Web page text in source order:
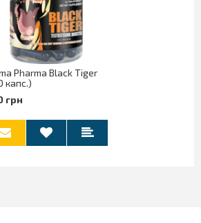
Pharma Black Tiger
капс.)
грн